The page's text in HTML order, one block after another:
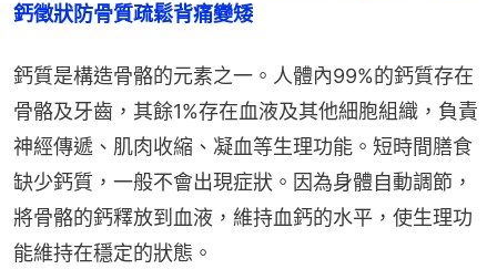
鈣徵狀防骨質疏鬆背痛變矮
鈣質是構造骨骼的元素之一。人體內99%的鈣質存在
骨骼及牙齒，其餘1%存在血液及其他細胞組織，負責
神經傳遞、肌肉收縮、凝血等生理功能。短時間膳食
缺少鈣質，一般不會出現症狀。因為身體自動調節，
將骨骼的鈣釋放到血液，維持血鈣的水平，使生理功
能維持在穩定的狀態。